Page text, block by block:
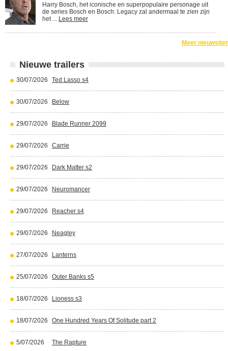
Harry Bosch, het iconische en superpopulaire personage uit
de series Bosch en Bosch: Legacy zal andermaal te zien zijn
het ... Lees meer
Meer
Nieuwe trailers
30/07/2026 Ted Lasso s4
30/07/2026 Below
29/07/2026 Blade Runner 2099
29/07/2026 Carrie
29/07/2026 Dark Matter s2
29/07/2026 Neuromancer
29/07/2026 Reacher s4
29/07/2026 Neagley
27/07/2026 Lanterns
25/07/2026 Outer Banks s5
18/07/2026 Lioness s3
18/07/2026 One Hundred Years Of Solitude part 2
5/07/2026 The Rapture